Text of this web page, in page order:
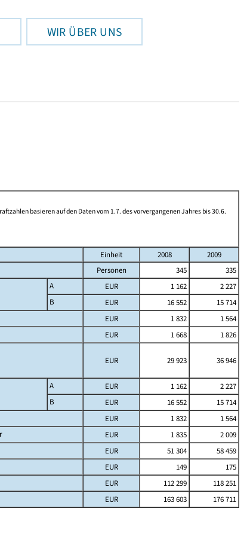
WIR ÜBER UNS
basieren auf den Daten vom 1.7. des vorvergangenen Jahres bis 30.6.
Einheit 2008
2009
Personen 345
335
A EUR 1 162
2 227
B
EUR 16 552
15 714
EUR 1 832
1 564
EUR 1 668
1 826
EUR 29 923 36 946
A EUR 1 162
2 227
B
EUR 16 552
15 714
EUR 1 832
1 564
EUR 1 835
2 009
EUR 51 304
58 459
EUR 149
175
EUR 112 299
118 251
EUR 163 603 176 711